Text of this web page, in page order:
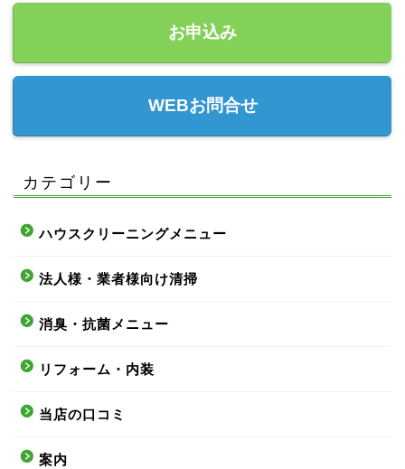
お申込み
WEBお問合せ
カテゴリー
ハウスクリーニングメニュー
法人様・業者様向け清掃
消臭・抗菌メニュー
リフォーム・内装
当店の口コミ
案内